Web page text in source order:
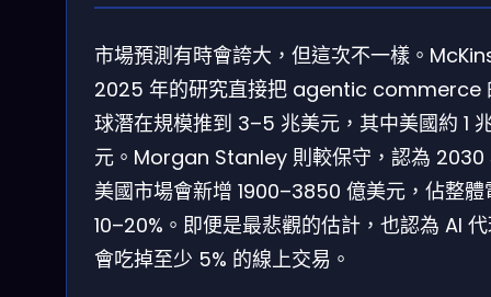
市場預測有時會誇大，但這次不一樣。
2025 年的研究直接把 agentic commerce
球潛在規模推到 3–5 兆美元，其中美國約 1
元。Morgan Stanley 則較保守，認為 2030
美國市場會新增 1900–3850 億美元，佔整體
10–20%。即便是最悲觀的估計，也認為 AI
會吃掉至少 5% 的線上交易。